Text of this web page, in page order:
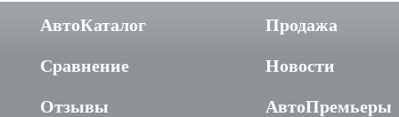
АвтоКаталог
Сравнение
Отзывы
Продажа
Новости
АвтоПремьеры